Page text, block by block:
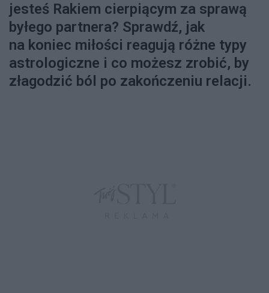
jesteś Rakiem cierpiącym za sprawą
byłego partnera? Sprawdź, jak
na koniec miłości reagują różne typy
astrologiczne i co możesz zrobić, by
złagodzić ból po zakończeniu relacji.